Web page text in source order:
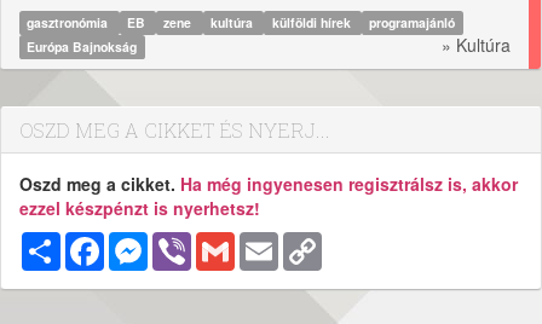
gasztronómia EB zene kultúra külföldi hírek
programajánló
Európa Bajnokság
» Kultúra
OSZD MEG A CIKKET ÉS NYERJ...
Oszd meg a cikket. Ha még ingyenesen regisztrálsz is, akkor
ezzel készpénzt is nyerhetsz!
MegosztásFacebookMessenger
Viber Gmail Email